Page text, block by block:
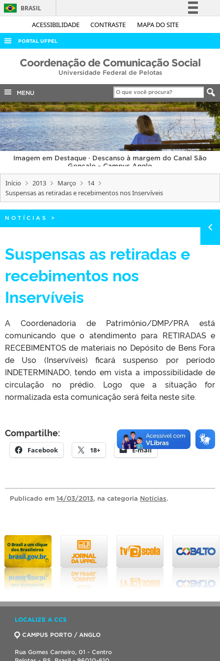
ACESSIBILIDADE CONTRASTE MAPA DO SITE
BRASIL
Simplifique!
Acesso à informação
Legislação
Canais
PORTAL UFPEL
ACESSO À INFORMAÇÃO
COBALTO
CONCURSOS
EDITAIS
INTERNACIONAL
OUVIDORIA
PORTARIAS
TELEFONES
Coordenação de Comunicação Social
Universidade Federal de Pelotas
MENU
Imagem em Destaque · Descanso à margem do Canal São
Gonçalo – Campus Anglo
Início 2013 Março
14
Suspensas as retiradas e recebimentos nos Inservíveis
NOTÍCIAS >
Suspensas as retiradas e
recebimentos nos
Inservíveis
A Coordenadoria de Patrimônio/DMP/PRA está
comunicando que o atendimento para RETIRADAS e
RECEBIMENTOS de materiais no Depósito de Bens Fora
de Uso (Inservíveis) ficará suspenso por período
INDETERMINADO, tendo em vista a impossibilidade de
circulação no prédio. Logo que a situação for
normalizada esta comunicação será feita neste site.
Compartilhe:
Facebook 18+ E-mail
Publicado em 14/03/2013, na categoria Notícias.
LOCALIZE A CCS
CAMPUS PORTO / ANGLO
Rua Gomes Carneiro, 01 - Centro